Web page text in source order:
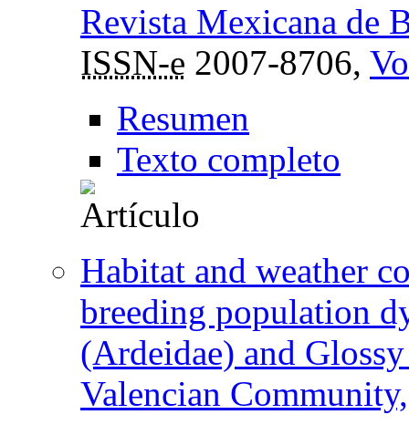
Revista Mexicana de
ISSN-e 2007-8706,
Resumen
Texto completo
Habitat and weather
breeding population
(Ardeidae) and
Valencian